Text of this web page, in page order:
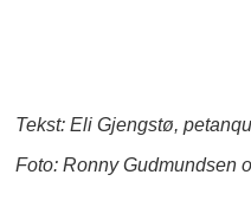
Tekst: Eli Gjengstø,
Foto: Ronny Gudmundsen